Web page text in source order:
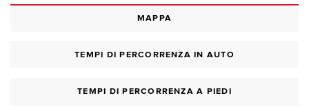
MAPPA
TEMPI DI PERCORRENZA IN AUTO
TEMPI DI PERCORRENZA A PIEDI